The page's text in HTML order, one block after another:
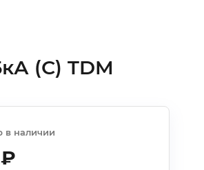
(С) TDM
в наличии
₽